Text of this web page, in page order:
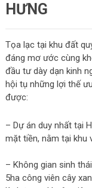
HƯNG
Tọa lạc tại khu đất
đáng mơ ước cùng
đầu tư dày dạn kinh
hội tụ những lợi thế
được:
– Dự án duy nhất tại
mặt tiền, nằm tại khu
– Không gian sinh
5ha công viên cây